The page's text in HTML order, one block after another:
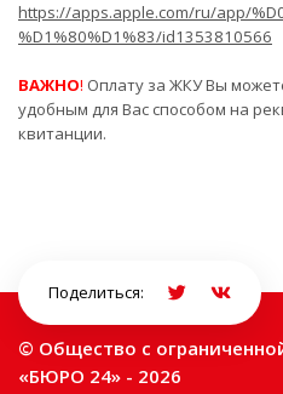
https://apps.apple.com/ru/app/
%D1%80%D1%83/id1353810566
ВАЖНО! Оплату за ЖКУ Вы
удобным для Вас способом на
квитанции.
Поделиться:
© Общество с
«БЮРО 24» - 2026